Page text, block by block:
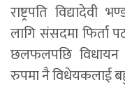
राष्ट्रपति विद्यादेवी
लागि संसदमा फिर्ता
छलफलपछि
रुपमा नै विधेयकलाई